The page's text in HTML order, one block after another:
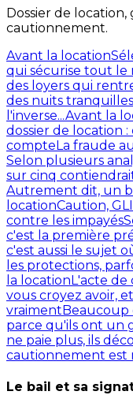
Dossier de
cautionnement.
Avant la location
qui sécurise tout le
des loyers qui
des nuits
l'inverse...Avant la
dossier de location
compteLa fraude
Selon plusieurs
sur cinq
Autrement dit, un
locationCaution,
contre les impayés
c'est la première
c'est aussi le sujet
les protections,
la locationL'acte
vous croyez avoir,
vraimentBeaucoup
parce qu'ils ont un
ne paie plus, ils
cautionnement est
Le bail et sa